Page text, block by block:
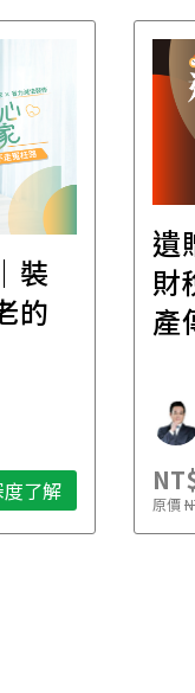
裝
的
了解
遺
財
產
原價